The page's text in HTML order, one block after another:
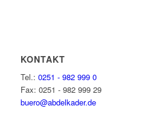
KONTAKT
Tel.: 0251 - 982 999 0
Fax: 0251 - 982 999 29
buero@abdelkader.de